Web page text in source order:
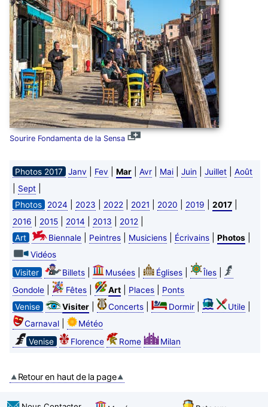
Sourire Fondamenta de la Sensa
Photos 2017 Janv Fev Mar| Avr| Mai| Juin Juillet| Août
Sept|
Photos 2024 2023 2022 2021 2020 2019 2017|
2016 2015| 2014 2013 2012
Art Biennale| Peintres| Musiciens| Écrivains| Photos|
Vidéos
Visiter
Billets| Musées| Églises| Îles|
Gondole| Fêtes| Art| Places|
Ponts
Venise
Visiter| Concerts| Dormir| Utile|
Carnaval|
Météo
Venise
Florence Rome Milan
Retour en haut de la page